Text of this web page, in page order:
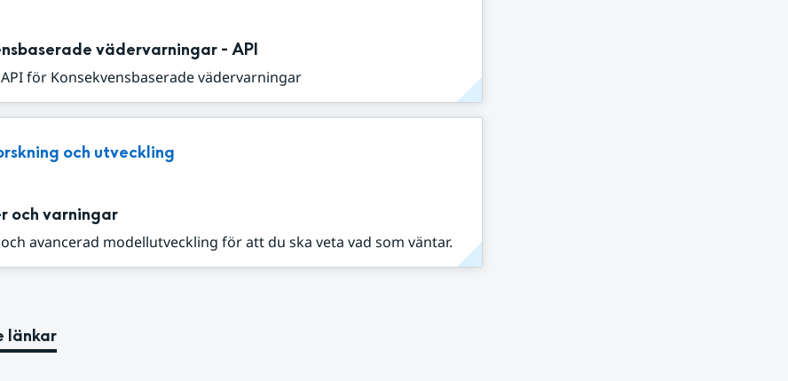
vädervarningar - API
för Konsekvensbaserade vädervarningar
och utveckling
och varningar
avancerad modellutveckling för att du ska veta vad som väntar.
länkar